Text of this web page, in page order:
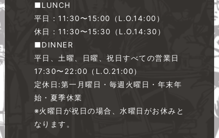
■LUNCH
平日：11:30〜15:00（L.O.14:00）
休日：11:30〜15:30（L.O.14:30）
■DINNER
平日、土曜、日曜、祝日すべての営業日
17:30〜22:00（L.O.21:00）
定休日:第一月曜日・毎週火曜日・年末年
始・夏季休業
※火曜日が祝日の場合、水曜日がお休みと
なります。